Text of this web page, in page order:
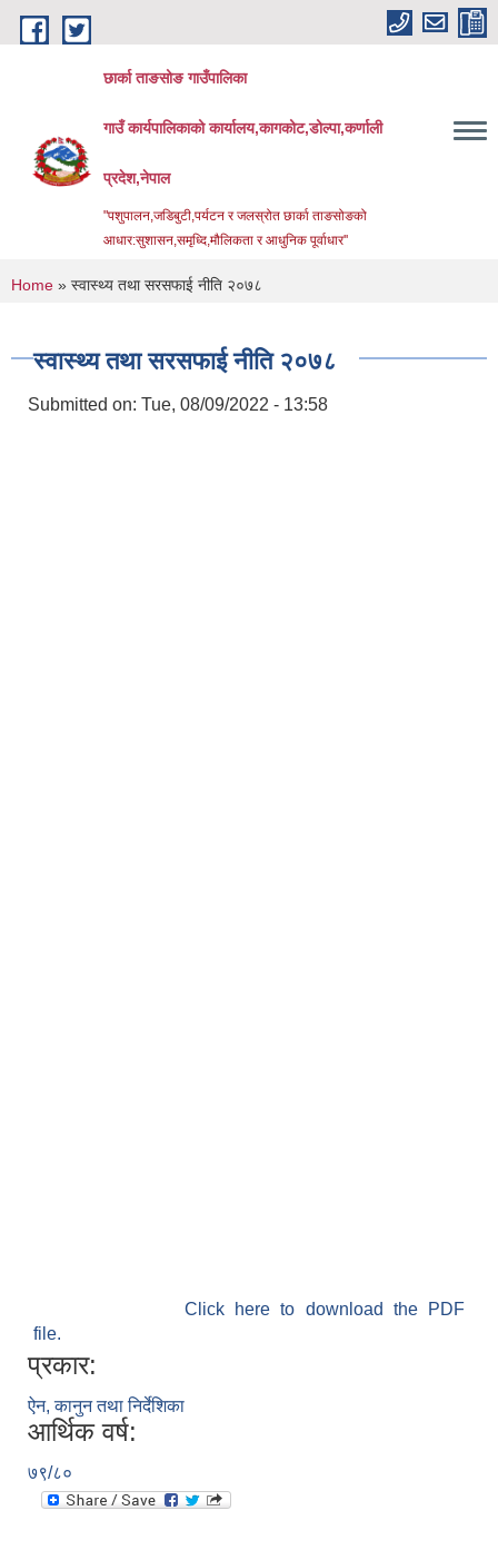
Skip to main content
छार्का ताङसोङ गाउँपालिका
गाउँ कार्यपालिकाको कार्यालय,कागकोट,डोल्पा,कर्णाली
प्रदेश,नेपाल
"पशुपालन,जडिबुटी,पर्यटन र जलस्रोत छार्का ताङसोङको
आधार:सुशासन,समृध्दि,मौलिकता र आधुनिक पूर्वाधार''
You are here
Home » स्वास्थ्य तथा सरसफाई नीति २०७८
स्वास्थ्य तथा सरसफाई नीति २०७८
Submitted on: Tue, 08/09/2022 - 13:58
Click here to download the PDF
file.
प्रकार:
ऐन, कानुन तथा निर्देशिका
आर्थिक वर्ष:
७९/८०